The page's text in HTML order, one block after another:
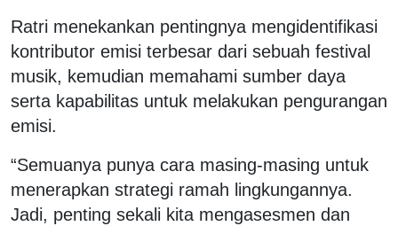
Ratri menekankan pentingnya mengidentifikasi
kontributor emisi terbesar dari sebuah festival
musik, kemudian memahami sumber daya
serta kapabilitas untuk melakukan pengurangan
emisi.
“Semuanya punya cara masing-masing untuk
menerapkan strategi ramah lingkungannya.
Jadi, penting sekali kita mengasesmen dan